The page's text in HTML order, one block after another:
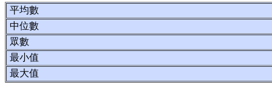
平均數
中位數
眾數
最小值
最大值